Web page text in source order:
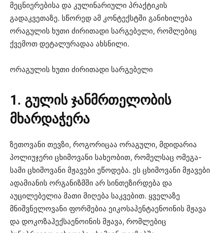
მეცნიერებისა და კულინარიული პრაქტიკის
გადაკვეთაზე. სწორედ ამ კონტექსტში განიხილება
ორაგულის ხუთი ძირითადი სარგებელი, რომლებიც
ქვემოთ დეტალურადაა ახსნილი.
ორაგულის ხუთი ძირითადი სარგებელი
1. გულის ჯანმრთელობის
მხარდაჭერა
ზეთოვანი თევზი, როგორიცაა ორაგული, მდიდარია
პოლიუჯერი ცხიმოვანი სახეობით, რომელსაც ომეგა-
სამი ცხიმოვანი მჟავები ეწოდება. ეს ცხიმოვანი მჟავები
ადამიანის ორგანიზმში არ სინთეზირდება და
აუცილებელია მათი მიღება საკვებით. ყველაზე
მნიშვნელოვანი ფორმებია ეიკოსაპენტაენოინის მჟავა
და დოკოზაჰექსაენოინის მჟავა, რომლებიც